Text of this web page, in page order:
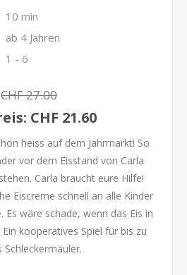
10 min
ab 4 Jahren
1 - 6
CHF 27.00
CHF 21.60
heiss auf dem Jahrmarkt! So
vor dem Eisstand von Carla
Carla braucht eure Hilfe!
Eiscreme schnell an alle Kinder
Es wäre schade, wenn das Eis in
kooperatives Spiel für bis zu
Schleckermäuler.